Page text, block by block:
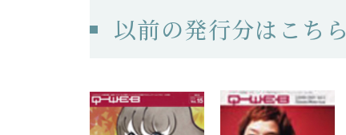
以前の発行分はこちら